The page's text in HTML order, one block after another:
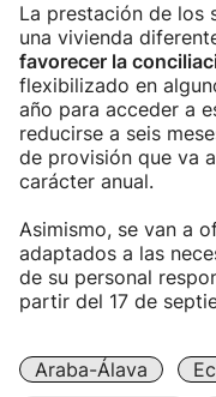
La prestación de los
una vivienda
favorecer la
flexibilizado en
año para acceder a
reducirse a seis
de provisión que va
carácter anual.
Asimismo, se van a
adaptados a las
de su personal
partir del 17 de
Araba-Álava